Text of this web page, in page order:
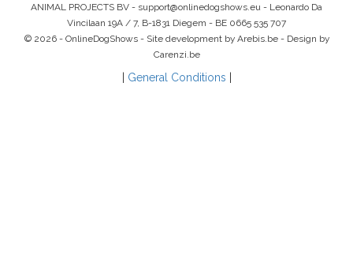
ANIMAL PROJECTS BV - support@onlinedogshows.eu - Leonardo Da
Vincilaan 19A / 7, B-1831 Diegem - BE 0665 535 707
© 2026 - OnlineDogShows - Site development by Arebis.be - Design by
Carenzi.be
General Conditions